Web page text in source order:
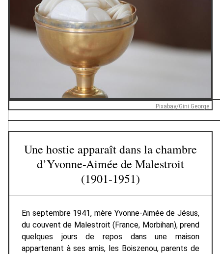
Pixabay/Gini George
Une hostie apparaît dans la chambre
d’Yvonne-Aimée de Malestroit
(1901-1951)
En septembre 1941, mère Yvonne-Aimée de Jésus,
du couvent de Malestroit (France, Morbihan), prend
quelques jours de repos dans une maison
appartenant à ses amis, les Boiszenou, parents de